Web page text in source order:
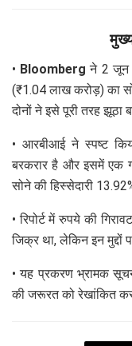
• Bloomberg ने 2 जून
(₹1.04 लाख करोड़) का
दोनों ने इसे पूरी तरह झूठा
• आरबीआई ने स्पष्ट
बरकरार है और इसमें एक
सोने की हिस्सेदारी
• रिपोर्ट में रुपये की
जिक्र था, लेकिन इन मुद्दों
• यह प्रकरण भ्रामक
की जरूरत को रेखांकित